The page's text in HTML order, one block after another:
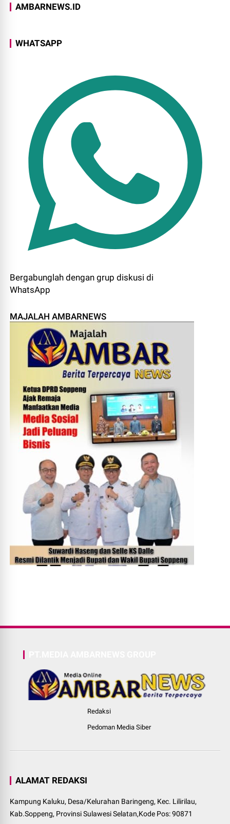
AMBARNEWS.ID
WHATSAPP
Bergabunglah dengan grup diskusi di
WhatsApp
MAJALAH AMBARNEWS
Redaksi
Pedoman Media Siber
ALAMAT REDAKSI
Kampung Kaluku, Desa/Kelurahan Baringeng, Kec. Lilirilau,
Kab.Soppeng, Provinsi Sulawesi Selatan,Kode Pos: 90871